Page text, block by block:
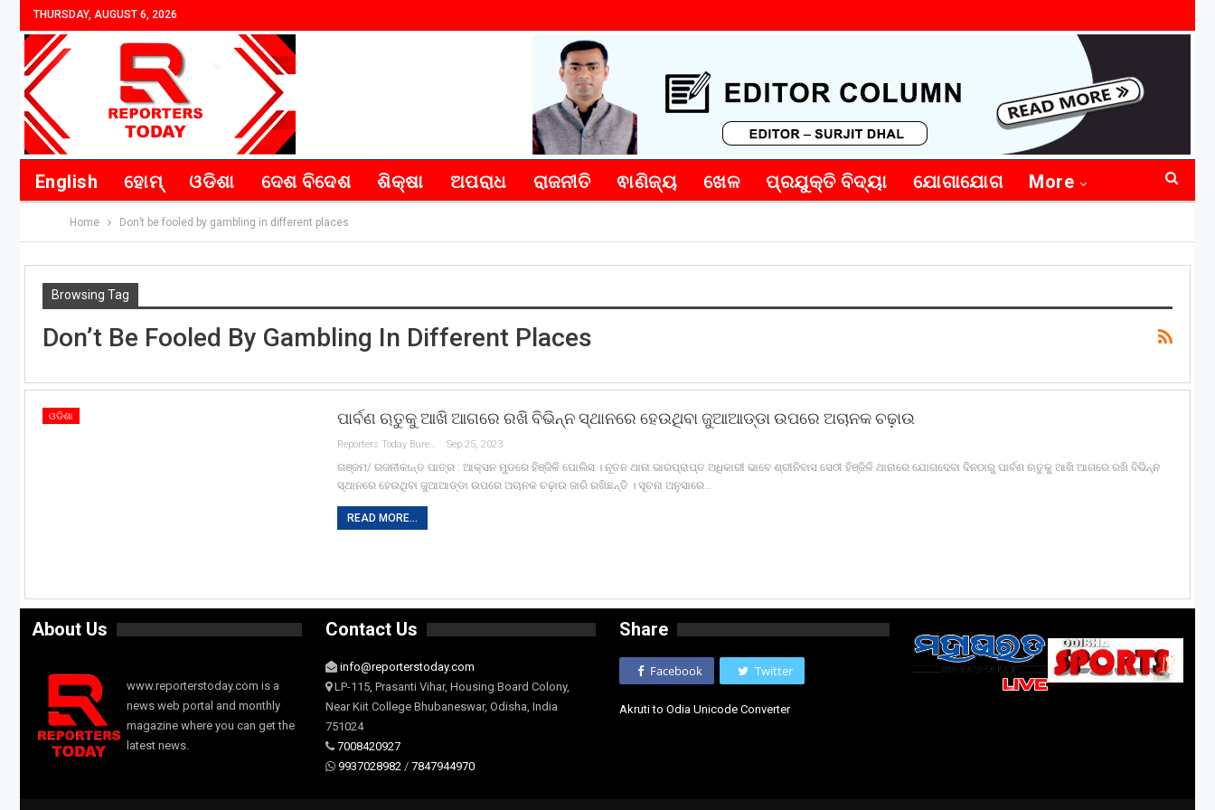
THURSDAY, AUGUST 6, 2026
English ହୋମ୍ ଓଡିଶା ଦେଶ ବିଦେଶ ଶିକ୍ଷା ଅପରାଧ ରାଜନୀତି ଵାଣିଜ୍ୟ ଖେଳ ପ୍ରଯୁକ୍ତି ବିଦ୍ୟା ଯୋଗାଯୋଗ More
Home Don’t be fooled by gambling in different places
Browsing Tag
Don’t Be Fooled By Gambling In Different Places
ଓଡିଶା ପାର୍ବଣ ଋତୁକୁ ଆଖି ଆଗରେ ରଖି ବିଭିନ୍ନ ସ୍ଥାନରେ ହେଉଥିବା ଜୁଆଆଡ୍ଡା ଉପରେ ଅଚାନକ ଚଢ଼ାଉ
Sep 25, 2023
ଗଞ୍ଜମ/ ରଜନୀକାନ୍ତ ପାତ୍ର : ଆକ୍ସନ ମୁଡରେ ହିଞ୍ଜିଳି ପୋଲିସ । ନୂତନ ଥାନା ଭାରପ୍ରାପ୍ତ ଅଧିକାରୀ ଭାବେ ଶ୍ରୀନିବାସ ସେଠୀ ହିଞ୍ଜିଳି ଥାନାରେ ଯୋଗଦେବା ଦିନଠାରୁ ପାର୍ବଣ ଋତୁକୁ ଆଖି ଆଗରେ ରଖି ବିଭିନ୍ନ
ସ୍ଥାନରେ ହେଉଥିବା ଜୁଆଆଡ୍ଡା ଉପରେ ଅଚାନକ ଚଢ଼ାଉ ଜାରି ରଖିଛନ୍ତି । ସୂଚନା ଅନୁସାରେ…
READ MORE...
About Us
www.reporterstoday.com is a
news web portal and monthly
magazine where you can get the
latest news.
Contact Us
info@reporterstoday.com
LP-115, Prasanti Vihar, Housing Board Colony,
Near Kiit College Bhubaneswar, Odisha, India
751024
7008420927
9937028982 / 7847944970
Share
Facebook Twitter
Akruti to Odia Unicode Converter